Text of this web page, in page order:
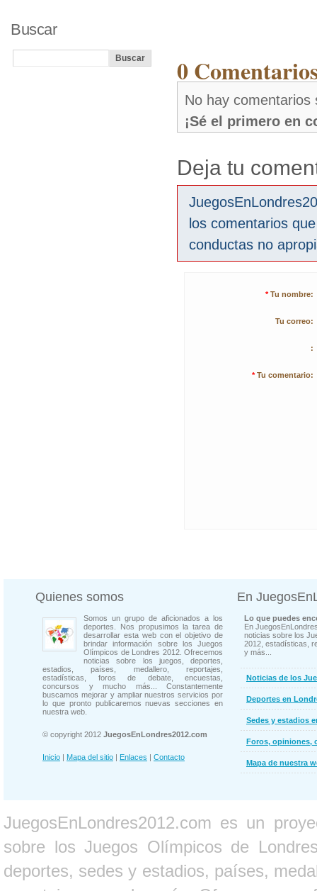
0
No hay comentarios
¡Sé el primero en
Deja tu
los comentarios
conductas no
* Tu nombre:
Tu correo:
:
* Tu comentario:
Buscar
Quienes somos
Somos un grupo de aficionados a los
deportes. Nos propusimos la tarea de
desarrollar esta web con el objetivo de
brindar información sobre los Juegos
Olímpicos de Londres 2012. Ofrecemos
noticias sobre los juegos, deportes,
estadios, países, medallero, reportajes,
estadísticas, foros de debate, encuestas,
concursos y mucho más... Constantemente
buscamos mejorar y ampliar nuestros servicios por
lo que pronto publicaremos nuevas secciones en
nuestra web.
© copyright 2012 JuegosEnLondres2012.com
Inicio | Mapa del sitio | Enlaces | Contacto
En
Lo que puedes
En
noticias sobre los
2012, estadísticas,
y más...
Noticias de los
Deportes en
Sedes y estadios
Foros, opiniones,
Mapa de nuestra
JuegosEnLondres2012.com es un
sobre los Juegos Olímpicos de
deportes, sedes y estadios, países,